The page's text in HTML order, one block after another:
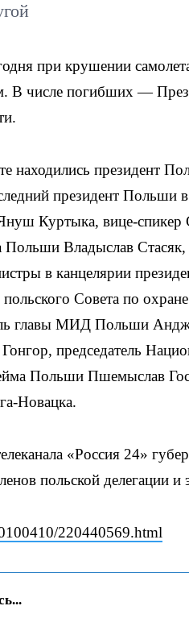
при крушении
В числе погибших —
находились президент
президент Польши
Куртыка, вице-
Польши Владыслав
в канцелярии
польского Совета по
главы МИД Польши
председатель
Польши Пшемыслав
Новацка.
«Россия 24»
польской делегации и
220440569.html